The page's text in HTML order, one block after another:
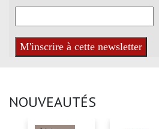
NOUVEAUTÉS